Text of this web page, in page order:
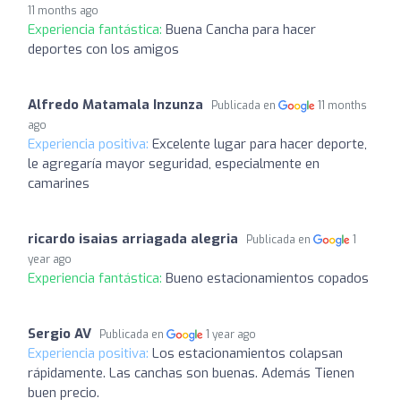
11 months ago
Experiencia fantástica: Buena Cancha para hacer
deportes con los amigos
Alfredo Matamala Inzunza Publicada en
11 months
ago
Experiencia positiva: Excelente lugar para hacer deporte,
le agregaría mayor seguridad, especialmente en
camarines
ricardo isaias arriagada alegria Publicada en
1
year ago
Experiencia fantástica: Bueno estacionamientos copados
Sergio AV Publicada en 1 year ago
Experiencia positiva: Los estacionamientos colapsan
rápidamente. Las canchas son buenas. Además Tienen
buen precio.